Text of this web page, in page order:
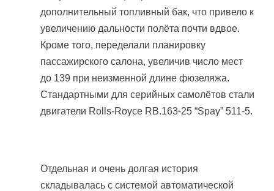
дополнительный топливный бак, что привело к
увеличению дальности полёта почти вдвое.
Кроме того, переделали планировку
пассажирского салона, увеличив число мест
до 139 при неизменной длине фюзеляжа.
Стандартными для серийных самолётов стали
двигатели Rolls-Royce RB.163-25 “Spay” 511-5.
Отдельная и очень долгая история
складывалась с системой автоматической